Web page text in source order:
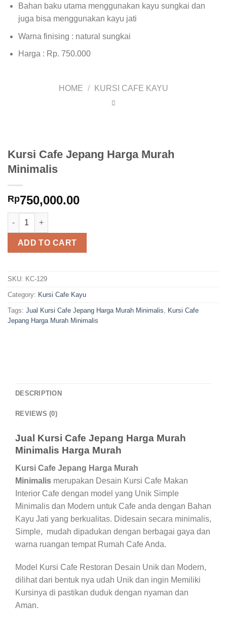
Bahan baku utama menggunakan kayu sungkai dan
juga bisa menggunakan kayu jati
Warna finising : natural sungkai
Harga : Rp. 750.000
HOME / KURSI CAFE KAYU
Kursi Cafe Jepang Harga Murah
Minimalis
Rp750,000.00
Kursi Cafe Jepang Harga Murah Minimalis quantity
ADD TO CART
SKU: KC-129
Category: Kursi Cafe Kayu
Tags: Jual Kursi Cafe Jepang Harga Murah Minimalis, Kursi Cafe
Jepang Harga Murah Minimalis
DESCRIPTION
REVIEWS (0)
Jual Kursi Cafe Jepang Harga Murah
Minimalis Harga Murah
Kursi Cafe Jepang Harga Murah
Minimalis merupakan Desain Kursi Cafe Makan
Interior Cafe dengan model yang Unik Simple
Minimalis dan Modern untuk Cafe anda dengan Bahan
Kayu Jati yang berkualitas. Didesain secara minimalis,
Simple, mudah dipadukan dengan berbagai gaya dan
warna ruangan tempat Rumah Cafe Anda.
Model Kursi Cafe Restoran Desain Unik dan Modern,
dilihat dari bentuk nya udah Unik dan ingin Memiliki
Kursinya di pastikan duduk dengan nyaman dan
Aman.